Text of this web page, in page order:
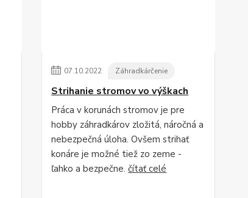
07.10.2022 Záhradkárčenie
Strihanie stromov vo výškach
Práca v korunách stromov je pre
hobby záhradkárov zložitá, náročná a
nebezpečná úloha. Ovšem strihať
konáre je možné tiež zo zeme -
ľahko a bezpečne.čítať celé